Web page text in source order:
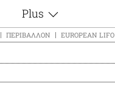
Plus
Θέματα
Videos
Αφιερώματα
ΠΕΡΙΒΆΛΛΟΝ EUROPEAN LIFO